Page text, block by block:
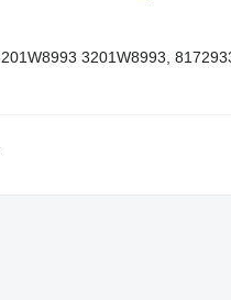
3201W8993,